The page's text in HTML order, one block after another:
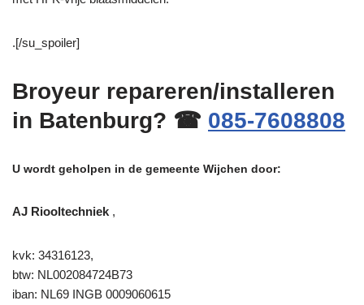
.[/su_spoiler]
Broyeur repareren/installeren
in Batenburg? ☎ 085-7608808
U wordt geholpen in de gemeente Wijchen door:
AJ Riooltechniek ,
kvk: 34316123,
btw: NL002084724B73
iban: NL69 INGB 0009060615